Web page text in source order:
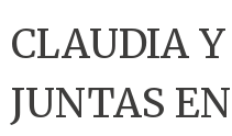
CLAUDIA
JUNTAS